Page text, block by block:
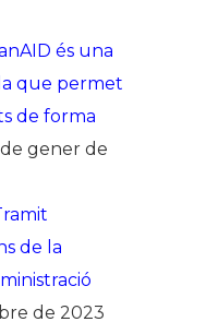
és una
que permet
de forma
de gener de
de la
de 2023